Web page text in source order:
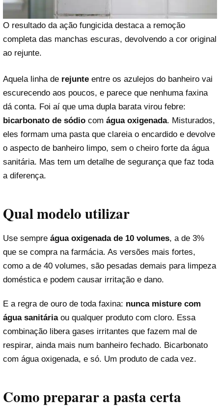
O resultado da ação fungicida destaca a remoção
completa das manchas escuras, devolvendo a cor original
ao rejunte.
Aquela linha de rejunte entre os azulejos do banheiro vai
escurecendo aos poucos, e parece que nenhuma faxina
dá conta. Foi aí que uma dupla barata virou febre:
bicarbonato de sódio com água oxigenada. Misturados,
eles formam uma pasta que clareia o encardido e devolve
o aspecto de banheiro limpo, sem o cheiro forte da água
sanitária. Mas tem um detalhe de segurança que faz toda
a diferença.
Qual modelo utilizar
Use sempre água oxigenada de 10 volumes, a de 3%
que se compra na farmácia. As versões mais fortes,
como a de 40 volumes, são pesadas demais para limpeza
doméstica e podem causar irritação e dano.
E a regra de ouro de toda faxina: nunca misture com
água sanitáriaou qualquer produto com cloro. Essa
combinação libera gases irritantes que fazem mal de
respirar, ainda mais num banheiro fechado. Bicarbonato
com água oxigenada, e só. Um produto de cada vez.
Como preparar a pasta certa